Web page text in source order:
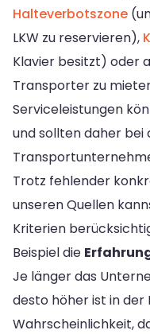
Halteverbotszone
LKW zu reservieren),
Klavier besitzt) oder
Transporter zu
Serviceleistungen
und sollten daher bei
Trotz fehlender
unseren Quellen
Kriterien
Beispiel die
Je länger das
desto höher ist in der
Wahrscheinlichkeit,